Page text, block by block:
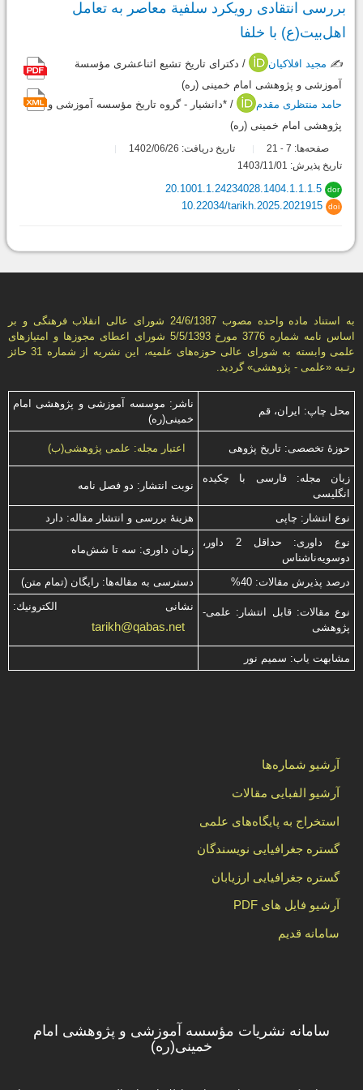
بررسی انتقادی رویکرد سلفیة معاصر به تعامل
اهل‌بیت(ع) با خلفا
✍️ مجید افلاکیان
/ دکترای تاریخ تشیع اثناعشری مؤسسة
آموزشی و پژوهشی امام خمینی (ره)
حامد منتظری مقدم
/ *دانشیار - گروه تاریخ مؤسسه آموزشی و
پژوهشی امام خمینی (ره)
صفحه‌ها: 7
-
تاریخ دریافت: 1402/06/26
تاریخ پذیرش: 1403/11/01
dor
20.1001.1.24234028.1404.1.1.1.5
doi
10.22034/tarikh.2025.2021915
به استناد ماده واحده مصوب 24/6/1387 شورای عالی انقلاب فرهنگی و بر
اساس نامه شماره 3776 مورخ 5/5/1393 شورای اعطای مجوزها و امتيازهای
علمی وابسته به شورای عالی حوزه‌های علميه، اين نشريه از شماره 31 حائز
رتـبه «علمی - پژوهشی» گرديد.
محل چاپ: ایران، قم
ناشر: موسسه آموزشی و پژوهشی امام
خمینی(ره)
حوزۀ تخصصی: تاریخ پژوهی اعتبار مجله: علمی پژوهشی(ب)
زبان مجله: فارسی با چكیده
انگلیسی
نوبت انتشار: دو فصل نامه
نوع انتشار: چاپی
هزینۀ بررسی و انتشار مقاله: دارد
نوع داوری: حداقل 2 داور،
دوسویه‌ناشناس
زمان داوری: سه تا شش‌ماه
درصد پذیرش مقالات: 40% دسترسی به مقاله‌ها: رایگان (تمام متن)
نوع مقالات: قابل انتشار: علمی-
پژوهشی
نشانی الكترونیك:
tarikh@qabas.net
مشابهت ياب: سميم نور
آرشیو شماره‌ها
آرشیو الفبایی مقالات
استخراج به پایگاه‌های علمی
گستره جغرافیایی نویسندگان
گستره جغرافیایی ارزیابان
آرشیو فایل های PDF
سامانه قدیم
سامانه نشریات مؤسسه آموزشی و پژوهشی امام
خمینی(ره)